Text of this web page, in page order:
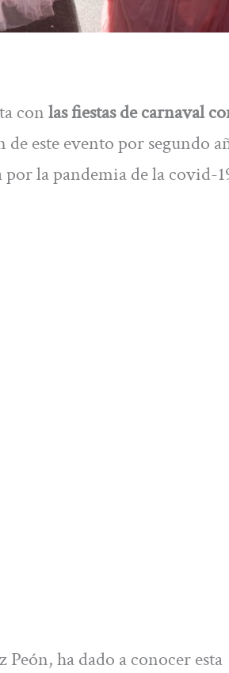
conlas fiestas de carnaval
este evento por segundo
la pandemia de la covid-
ha dado a conocer esta